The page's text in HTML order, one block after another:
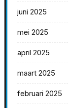
juni 2025
mei 2025
april 2025
maart 2025
februari 2025